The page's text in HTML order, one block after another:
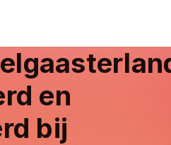
en
bij